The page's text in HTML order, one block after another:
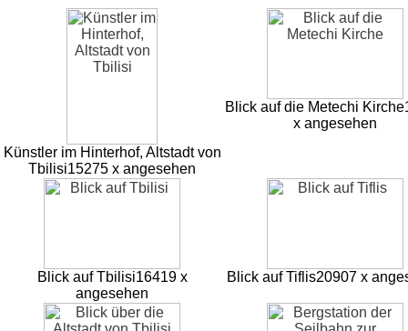
Künstler im Hinterhof, Altstadt von
Tbilisi15275 x angesehen
Blick auf die Metechi Kirche
x angesehen
Blick auf Tbilisi16419 x
angesehen
Blick auf Tiflis20907 x